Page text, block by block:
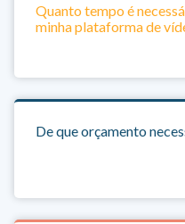
Quanto tempo é
minha plataforma de
De que orçamento